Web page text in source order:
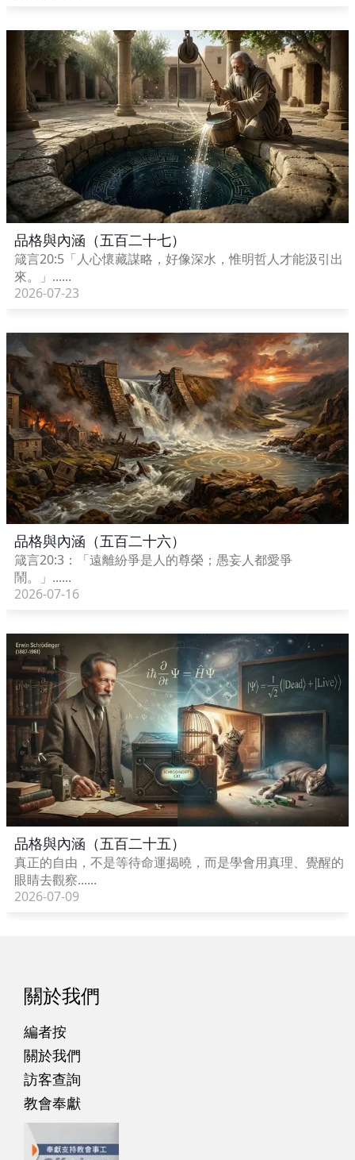
品格與內涵（五百二十七）
箴言20:5「人心懷藏謀略，好像深水，惟明哲人才能汲引出
來。」......
2026-07-23
品格與內涵（五百二十六）
箴言20:3：「遠離紛爭是人的尊榮；愚妄人都愛爭
鬧。」......
2026-07-16
品格與內涵（五百二十五）
真正的自由，不是等待命運揭曉，而是學會用真理、覺醒的
眼睛去觀察......
2026-07-09
關於我們
編者按
關於我們
訪客查詢
教會奉獻